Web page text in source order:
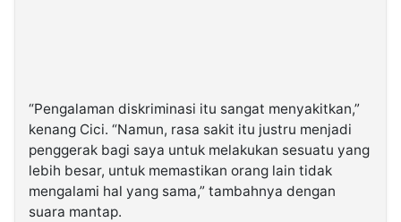
“Pengalaman diskriminasi itu sangat menyakitkan,”
kenang Cici. “Namun, rasa sakit itu justru menjadi
penggerak bagi saya untuk melakukan sesuatu yang
lebih besar, untuk memastikan orang lain tidak
mengalami hal yang sama,” tambahnya dengan
suara mantap.